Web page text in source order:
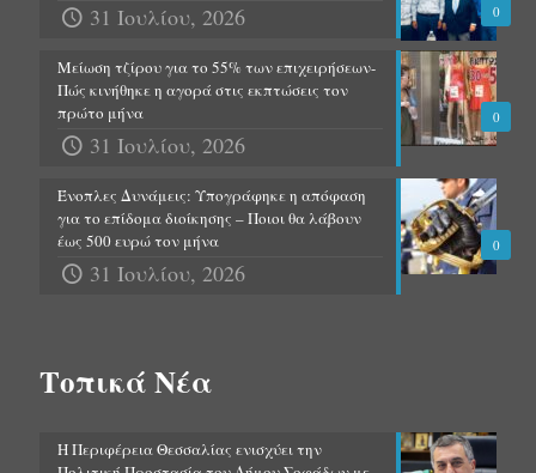
0
31 Ιουλίου, 2026
0
Μείωση τζίρου για το 55% των επιχειρήσεων-
Πώς κινήθηκε η αγορά στις εκπτώσεις τον
πρώτο μήνα
31 Ιουλίου, 2026
0
Ένοπλες Δυνάμεις: Υπογράφηκε η απόφαση
για το επίδομα διοίκησης – Ποιοι θα λάβουν
έως 500 ευρώ τον μήνα
31 Ιουλίου, 2026
Τοπικά Νέα
Η Περιφέρεια Θεσσαλίας ενισχύει την